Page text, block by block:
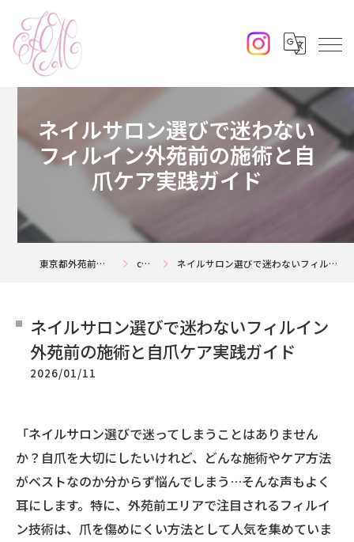
ネイルサロン選びで迷わない
フィルイン外苑前の施術と自
爪ケア実践ガイド
東京都外苑前の美容室ならjouerm column ネイルサロン選びで迷わないフィルイン外苑前の施術と自爪ケア実践ガイド
ネイルサロン選びで迷わないフィルイン
外苑前の施術と自爪ケア実践ガイド
2026/01/11
「ネイルサロン選びで迷ってしまうことはありません
か？自爪を大切にしたいけれど、どんな施術やケア方法
がベストなのか分からず悩んでしまう…そんな声もよく
耳にします。特に、外苑前エリアで注目されるフィルイ
ン技術は、爪を傷めにくい方法として人気を集めていま